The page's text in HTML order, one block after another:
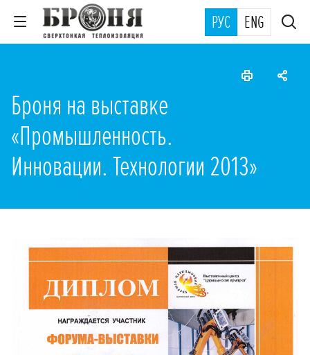
РУС ENG
Броня на выставке
«Промышленность.
Инновации. Технологии 2013»